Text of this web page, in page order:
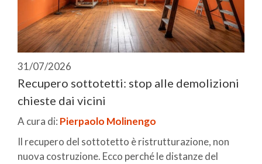
31/07/2026
Recupero sottotetti: stop alle demolizioni
chieste dai vicini
A cura di: Pierpaolo Molinengo
Il recupero del sottotetto è ristrutturazione, non
nuova costruzione. Ecco perché le distanze del